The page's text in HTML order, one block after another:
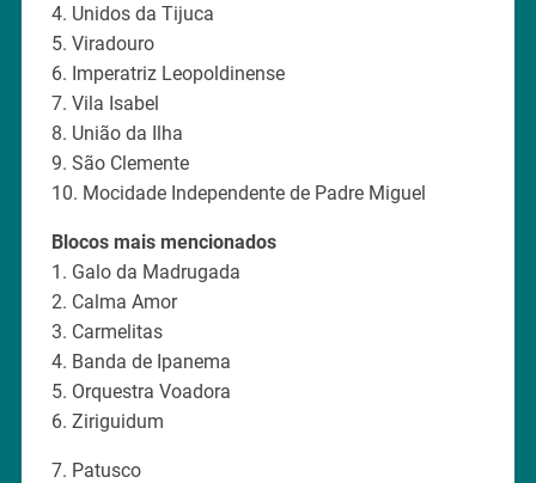
4. Unidos da Tijuca
5. Viradouro
6. Imperatriz Leopoldinense
7. Vila Isabel
8. União da Ilha
9. São Clemente
10. Mocidade Independente de Padre Miguel
Blocos mais mencionados
1. Galo da Madrugada
2. Calma Amor
3. Carmelitas
4. Banda de Ipanema
5. Orquestra Voadora
6. Ziriguidum
7. Patusco